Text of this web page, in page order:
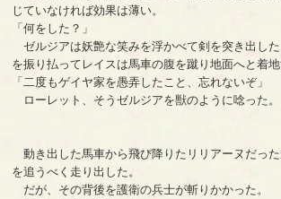
じていなければ効果は薄い。
「何をした？」
ゼルジアは妖艶な笑みを浮かべて剣を突き出し
を振り払ってレイスは馬車の腹を蹴り地面へと着地
「二度もゲイヤ家を愚弄したこと、忘れないぞ」
ローレット、そうゼルジアを獣のように唸った。
動き出した馬車から飛び降りたリリアーヌだっ
を追うべく走り出した。
だが、その背後を護衛の兵士が斬りかかった。